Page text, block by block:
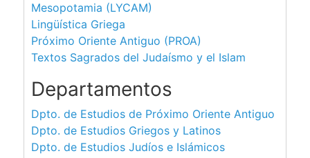
Mesopotamia (LYCAM)
Lingüística Griega
Próximo Oriente Antiguo (PROA)
Textos Sagrados del Judaísmo y el Islam
Departamentos
Dpto. de Estudios de Próximo Oriente Antiguo
Dpto. de Estudios Griegos y Latinos
Dpto. de Estudios Judíos e Islámicos